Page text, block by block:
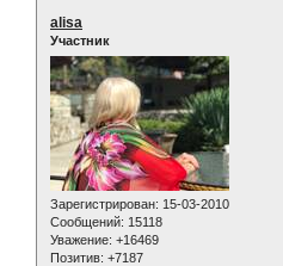
alisa
Участник
Зарегистрирован: 15-03-2010
Сообщений: 15118
Уважение: +16469
Позитив: +7187